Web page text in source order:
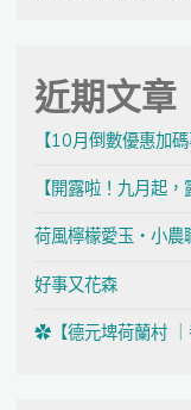
近期文章
【10月倒數優惠加碼
【開露啦！九月起，
荷風檸檬愛玉・小農
好事又花森
✿【德元埤荷蘭村